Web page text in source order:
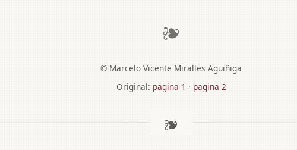
❧
© Marcelo Vicente Miralles Aguiñiga
Original: pagina 1 · pagina 2